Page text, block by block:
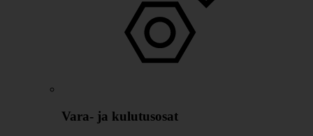
Vara- ja kulutusosat